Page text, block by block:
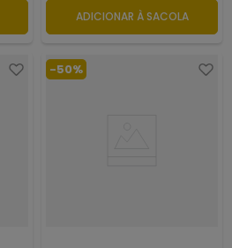
ADICIONAR À SACOLA
-50%